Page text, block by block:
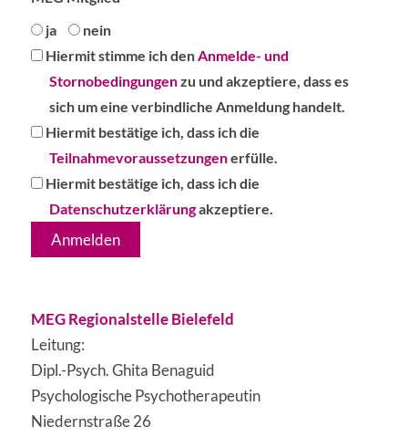
ja
nein
Hiermit
stimme
den
Anmelde-
und
Stornobedingungen
und
dass
es
sich
um
eine
Hiermit stimme ich denAnmelde- und
Stornobedingungenzu und akzeptiere, dass es
sich um eine verbindliche Anmeldung handelt.
Hiermit
bestätige
ich,
dass
die
erfülle.
Hiermit bestätige ich, dass ich die
Teilnahmevoraussetzungenerfülle.
Hiermit
bestätige
dass
die
Datenschutzerklärung
akzeptiere.
Hiermit bestätige ich, dass ich die
Datenschutzerklärungakzeptiere.
MEG Regionalstelle Bielefeld
Leitung:
Dipl.-Psych. Ghita Benaguid
Psychologische Psychotherapeutin
Niedernstraße 26